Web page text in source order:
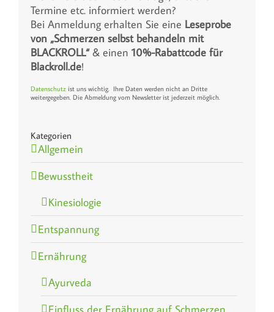
Termine etc. informiert werden?
Bei Anmeldung erhalten Sie eine Leseprobe
von „Schmerzen selbst behandeln mit
BLACKROLL“& einen 10%-Rabattcode für
Blackroll.de!
Datenschutz ist uns wichtig. Ihre Daten werden nicht an Dritte
weitergegeben. Die Abmeldung vom Newsletter ist jederzeit möglich.
Kategorien
Allgemein
Bewusstheit
Kinesiologie
Entspannung
Ernährung
Ayurveda